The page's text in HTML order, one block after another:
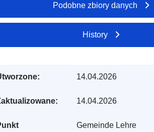
Podobne zbiory danych
History
14.04.2026
14.04.2026
Gemeinde Lehre